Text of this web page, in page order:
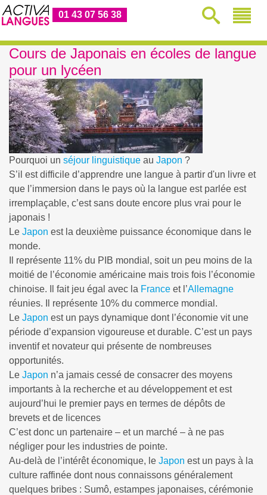
01 43 07 56 38
Cours de Japonais en écoles de langue
pour un lycéen
Pourquoi un séjour linguistique au Japon ?
S’il est difficile d’apprendre une langue à partir d'un livre et
que l’immersion dans le pays où la langue est parlée est
irremplaçable, c’est sans doute encore plus vrai pour le
japonais !
Le Japon est la deuxième puissance économique dans le
monde.
Il représente 11% du PIB mondial, soit un peu moins de la
moitié de l’économie américaine mais trois fois l’économie
chinoise. Il fait jeu égal avec la France et l’Allemagne
réunies. Il représente 10% du commerce mondial.
Le Japon est un pays dynamique dont l’économie vit une
période d’expansion vigoureuse et durable. C’est un pays
inventif et novateur qui présente de nombreuses
opportunités.
Le Japon n’a jamais cessé de consacrer des moyens
importants à la recherche et au développement et est
aujourd’hui le premier pays en termes de dépôts de
brevets et de licences
C’est donc un partenaire – et un marché – à ne pas
négliger pour les industries de pointe.
Au-delà de l’intérêt économique, le Japon est un pays à la
culture raffinée dont nous connaissons généralement
quelques bribes : Sumô, estampes japonaises, cérémonie